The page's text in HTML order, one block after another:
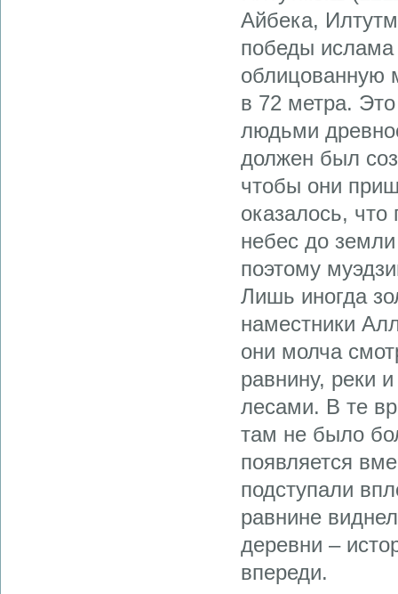
Айбека,
победы ислама
облицованную
в 72 метра.
людьми
должен был
чтобы они
оказалось, что
небес до
поэтому
Лишь иногда
наместники
они молча
равнину, реки
лесами. В те
там не было
появляется
подступали
равнине
деревни –
впереди.